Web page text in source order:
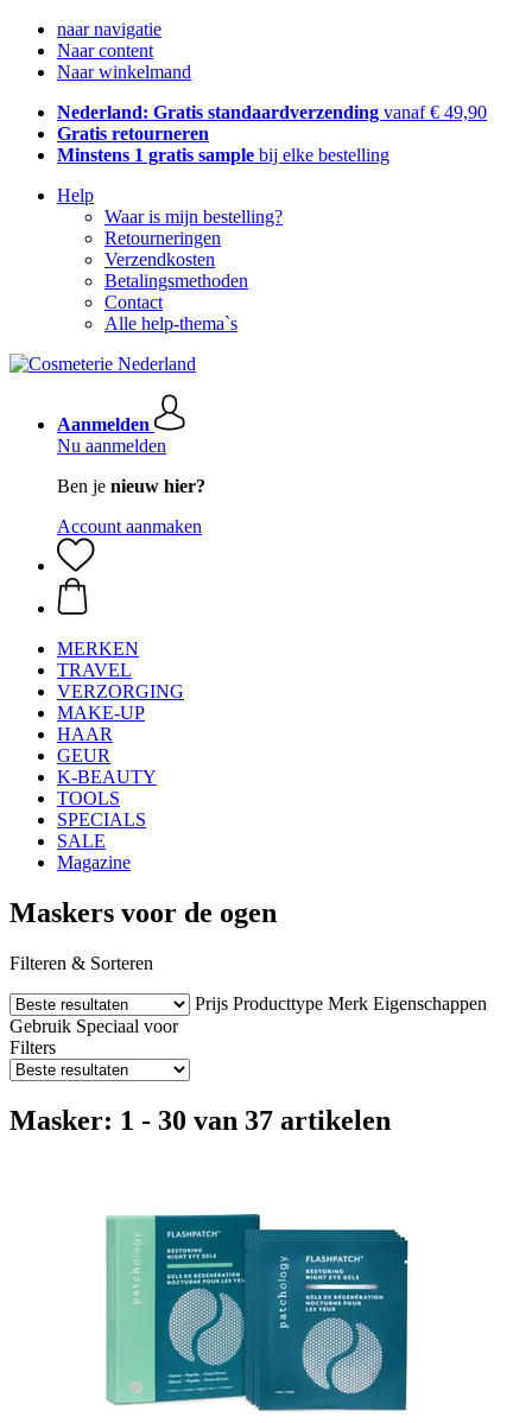
naar navigatie
Naar content
Naar winkelmand
Nederland: Gratis standaardverzending vanaf € 49,90
Gratis retourneren
Minstens 1 gratis sample bij elke bestelling
Help
Waar is mijn bestelling?
Retourneringen
Verzendkosten
Betalingsmethoden
Contact
Alle help-thema`s
Aanmelden
Nu aanmelden
Ben je nieuw hier?
Account aanmaken
MERKEN
TRAVEL
VERZORGING
MAKE-UP
HAAR
GEUR
K-BEAUTY
TOOLS
SPECIALS
SALE
Magazine
Maskers voor de ogen
Filteren & Sorteren
Prijs Producttype Merk Eigenschappen
Gebruik Speciaal voor
Filters
Masker: 1 - 30 van 37 artikelen